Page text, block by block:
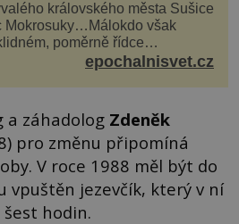
královského města Sušice
Mokrosuky…Málokdo však
poměrně řídce
vesnické Šumavy se nachází
epochalnisvet.cz
a záhadolog Zdeněk
pro změnu připomíná
V roce 1988 měl být do
vpuštěn jezevčík, který v ní
hodin.